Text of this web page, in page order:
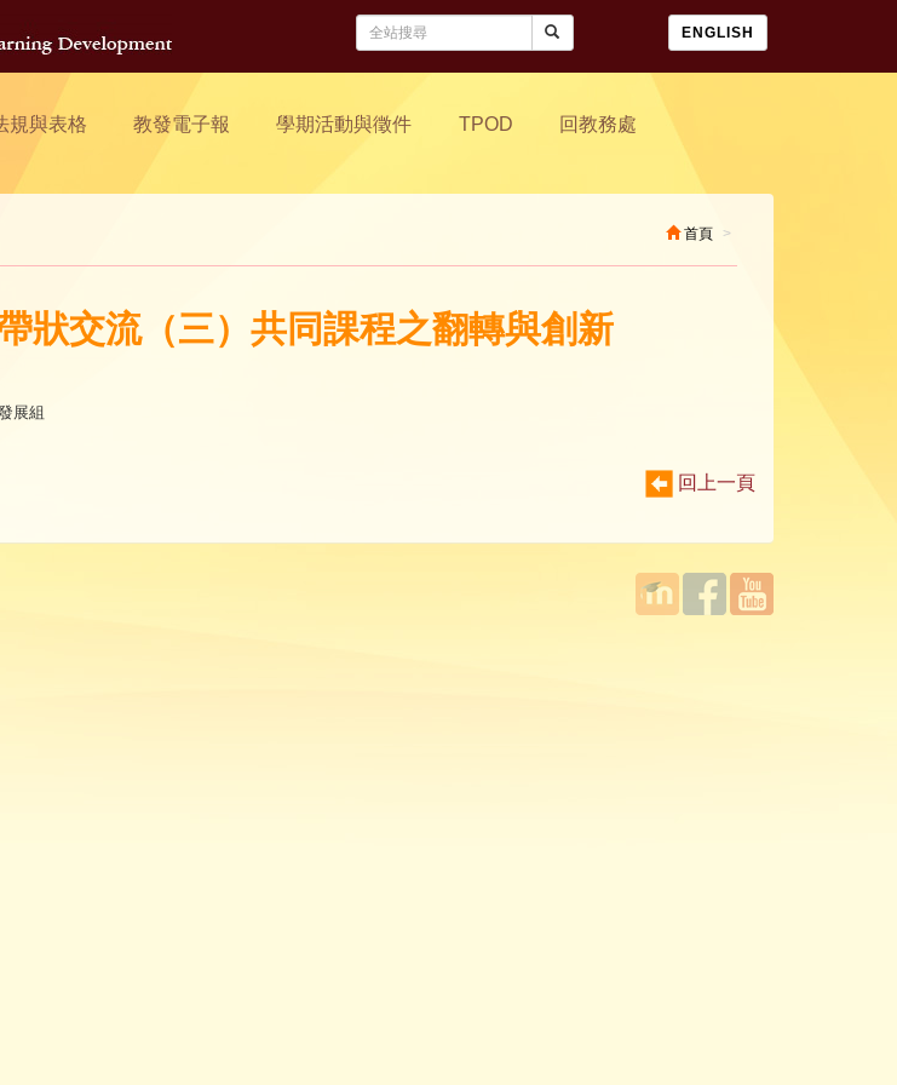
ENGLISH
規與表格 教發電子報 學期活動與徵件 TPOD 回教務處
首頁
狀交流（三）共同課程之翻轉與創新
展組
回上一頁